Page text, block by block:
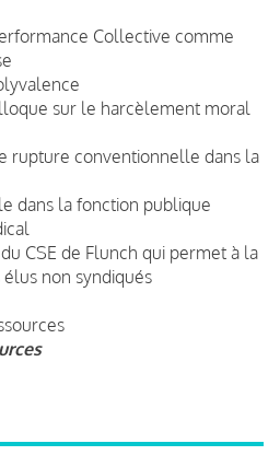
Collective comme
sur le harcèlement moral
rupture conventionnelle dans la
dans la fonction publique
CSE de Flunch qui permet à la
non syndiqués